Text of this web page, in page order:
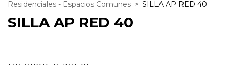
Residenciales - Espacios Comunes > SILLA AP RED 40
SILLA AP RED 40